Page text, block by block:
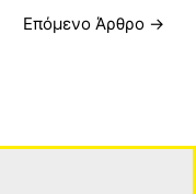
Επόμενο Άρθρο →